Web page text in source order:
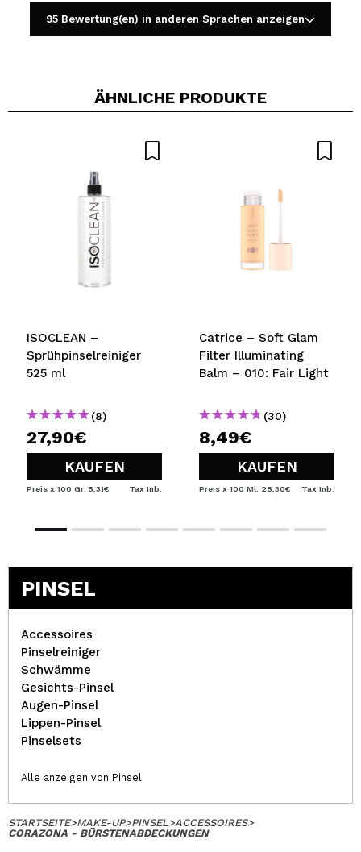
Ein Video oder Foto teilen
Würden Sie diesen Kauf empfehlen?
95 Bewertung(en) in anderen Sprachen anzeigen
ÄHNLICHE PRODUKTE
ISOCLEAN –
Sprühpinselreiniger
525 ml
(8)
27,90€
KAUFEN
Preis x 100 Gr: 5,31€ Tax Inb.
Catrice – Soft Glam
Filter Illuminating
Balm – 010: Fair Light
(30)
8,49€
KAUFEN
Preis x 100 Ml: 28,30€ Tax Inb.
PINSEL
Accessoires
Pinselreiniger
Schwämme
Gesichts-Pinsel
Augen-Pinsel
Lippen-Pinsel
Pinselsets
Alle anzeigen von Pinsel
STARTSEITE>MAKE-UP>PINSEL>ACCESSOIRES>
CORAZONA - BÜRSTENABDECKUNGEN